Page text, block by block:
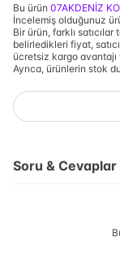
Bu ürün 07AKDENİZ
İncelemiş olduğunuz
Bir ürün, farklı satıcılar
belirledikleri fiyat,
ücretsiz kargo avantajı
Ayrıca, ürünlerin stok
Soru & Cevaplar